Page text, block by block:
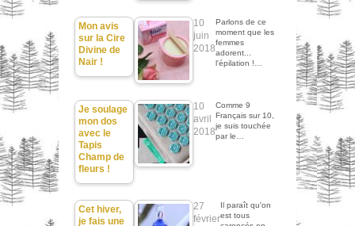
Mon avis
sur la Cire
Divine de
Nair !
10
juin
2018
Parlons de ce
moment que les
femmes
adorent...
l'épilation !…
Je soulage
mon dos
avec le
Tapis
Champ de
fleurs !
10
avril
2018
Comme 9
Français sur 10,
je suis touchée
par le…
Cet hiver,
je fais une
27
février
Il paraît qu'on
est tous